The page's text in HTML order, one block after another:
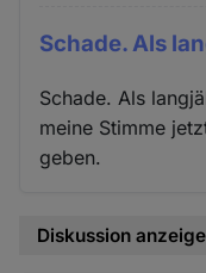
Schade. Als
Schade. Als
meine Stimme
geben.
Diskussion